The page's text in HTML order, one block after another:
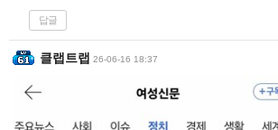
답글
클랩트랩 26-06-16 18:37